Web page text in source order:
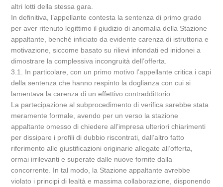
altri lotti della stessa gara.
In definitiva, l’appellante contesta la sentenza di primo grado
per aver ritenuto legittimo il giudizio di anomalia della Stazione
appaltante, benché inficiato da evidente carenza di istruttoria e
motivazione, siccome basato su rilievi infondati ed inidonei a
dimostrare la complessiva incongruità dell’offerta.
3.1. In particolare, con un primo motivo l’appellante critica i capi
della sentenza che hanno respinto la doglianza con cui si
lamentava la carenza di un effettivo contraddittorio.
La partecipazione al subprocedimento di verifica sarebbe stata
meramente formale, avendo per un verso la stazione
appaltante omesso di chiedere all’impresa ulteriori chiarimenti
per dissipare i profili di dubbio riscontrati, dall’altro fatto
riferimento alle giustificazioni originarie allegate all’offerta,
ormai irrilevanti e superate dalle nuove fornite dalla
concorrente. In tal modo, la Stazione appaltante avrebbe
violato i principi di lealtà e massima collaborazione, disponendo